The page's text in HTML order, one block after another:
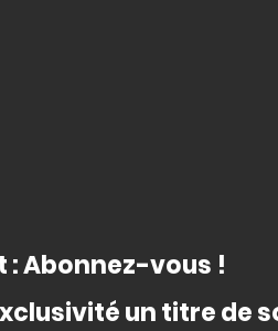
: Abonnez-vous !
un titre de